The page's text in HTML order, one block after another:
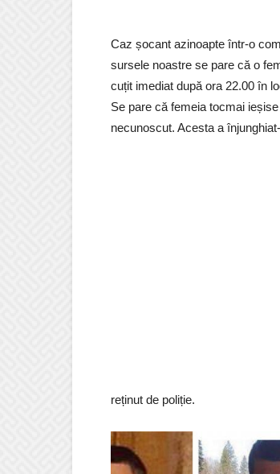
Caz șocant azinoapte într-o
sursele noastre se pare că o
cuțit imediat după ora 22.00 în
Se pare că femeia tocmai
necunoscut. Acesta a
reținut de poliție.